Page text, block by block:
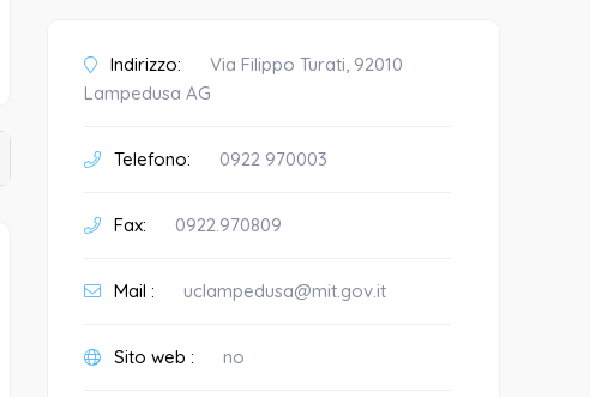
Indirizzo:
Via Filippo Turati, 92010
Lampedusa AG
Telefono: 0922 970003
Fax: 0922.970809
Mail : uclampedusa@mit.gov.it
Sito web : no